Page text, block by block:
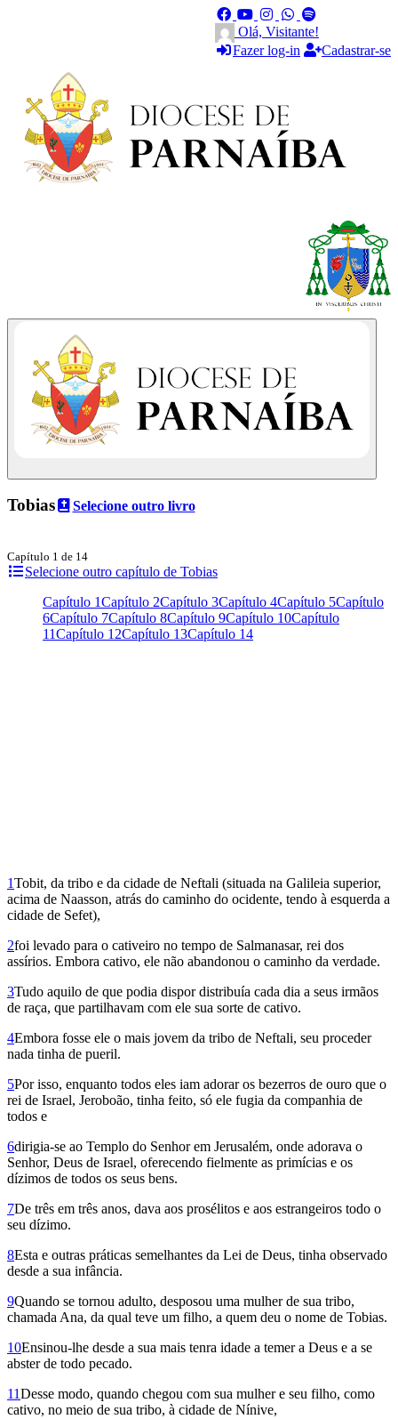
Olá, Visitante!
Fazer log-in
Cadastrar-se
Tobias Selecione outro livro
Capítulo 1 de 14
Selecione outro capítulo de Tobias
Capítulo 1Capítulo 2Capítulo 3Capítulo 4Capítulo 5Capítulo
6Capítulo 7Capítulo 8Capítulo 9Capítulo 10Capítulo
11Capítulo 12Capítulo 13Capítulo 14
1Tobit, da tribo e da cidade de Neftali (situada na Galileia superior,
acima de Naasson, atrás do caminho do ocidente, tendo à esquerda a
cidade de Sefet),
2foi levado para o cativeiro no tempo de Salmanasar, rei dos
assírios. Embora cativo, ele não abandonou o caminho da verdade.
3Tudo aquilo de que podia dispor distribuía cada dia a seus irmãos
de raça, que partilhavam com ele sua sorte de cativo.
4Embora fosse ele o mais jovem da tribo de Neftali, seu proceder
nada tinha de pueril.
5Por isso, enquanto todos eles iam adorar os bezerros de ouro que o
rei de Israel, Je­roboão, tinha feito, só ele fugia da companhia de
todos e
6dirigia-se ao Templo do Senhor em Jerusalém, onde adorava o
Senhor, Deus de Israel, oferecendo fielmente as primícias e os
dízimos de todos os seus bens.
7De três em três anos, dava aos prosélitos e aos estrangeiros todo o
seu dízimo.
8Esta e outras práticas semelhantes da Lei de Deus, tinha observado
desde a sua infância.
9Quando se tornou adulto, desposou uma mulher de sua tribo,
chamada Ana, da qual teve um filho, a quem deu o nome de Tobias.
10Ensinou-lhe desde a sua mais tenra idade a temer a Deus e a se
abster de todo pecado.
11Desse modo, quando chegou com sua mulher e seu filho, como
cativo, no meio de sua tribo, à cidade de Nínive,